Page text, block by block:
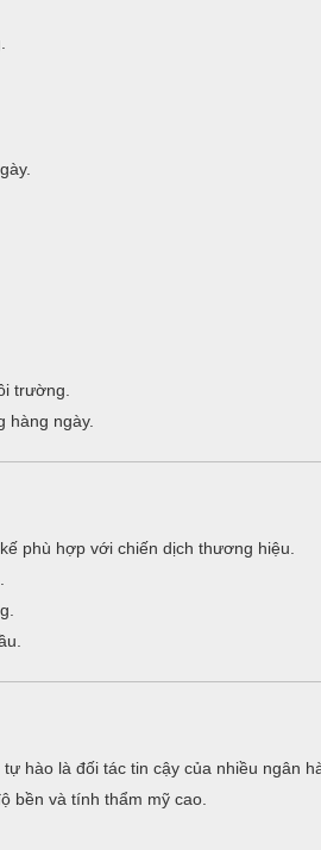
trường.
hàng ngày.
phù hợp với chiến dịch thương hiệu.
hào là đối tác tin cậy của nhiều ngân
bền và tính thẩm mỹ cao.